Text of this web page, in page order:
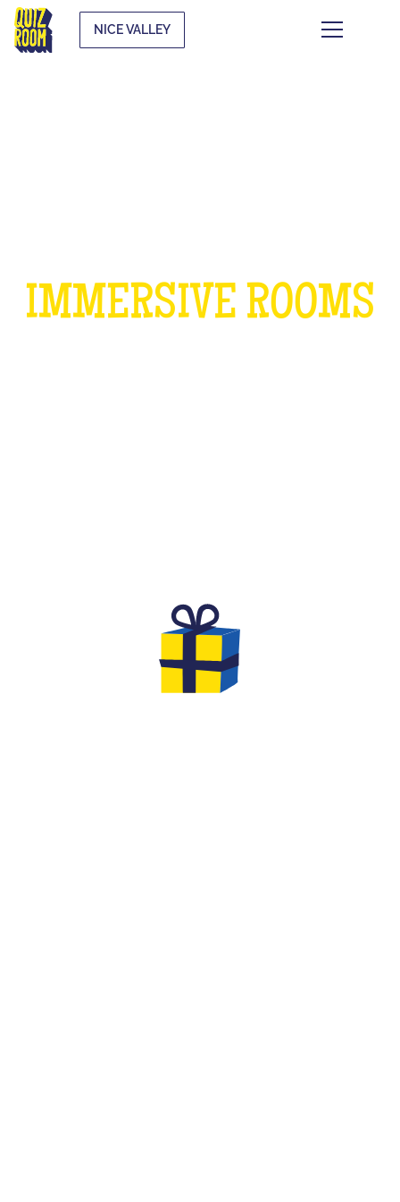
NICE VALLEY
IMMERSIVE ROOMS